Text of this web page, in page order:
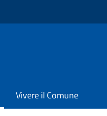
Vivere il Comune